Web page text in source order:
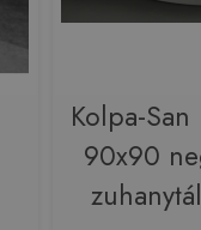
Kolpa-
90x90